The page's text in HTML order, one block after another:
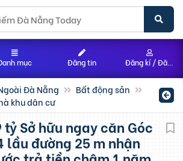
Đà Nẵng
Bất động sản
khu dân cư
lầu đường 25 m nhận
mục Đăng tin